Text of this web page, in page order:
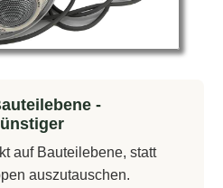
-
auf Bauteilebene, statt
auszutauschen.